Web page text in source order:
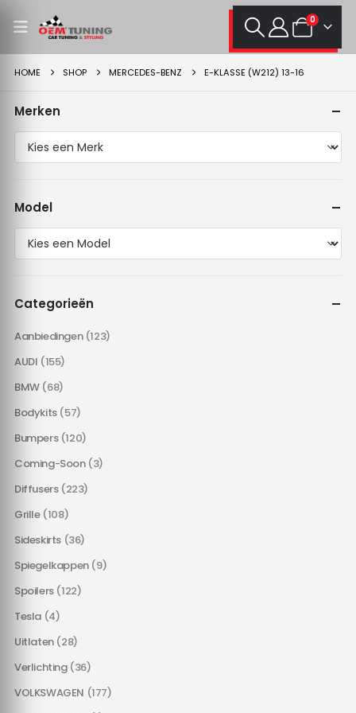
0
HOME SHOP MERCEDES-BENZ E-KLASSE (W212) 13-16
Merken
Model
Categorieën
Aanbiedingen (123)
AUDI (155)
BMW (68)
Bodykits (57)
Bumpers (120)
Coming-Soon (3)
Diffusers (223)
Grille (108)
Sideskirts (36)
Spiegelkappen (9)
Spoilers (122)
Tesla (4)
Uitlaten (28)
Verlichting (36)
VOLKSWAGEN (177)